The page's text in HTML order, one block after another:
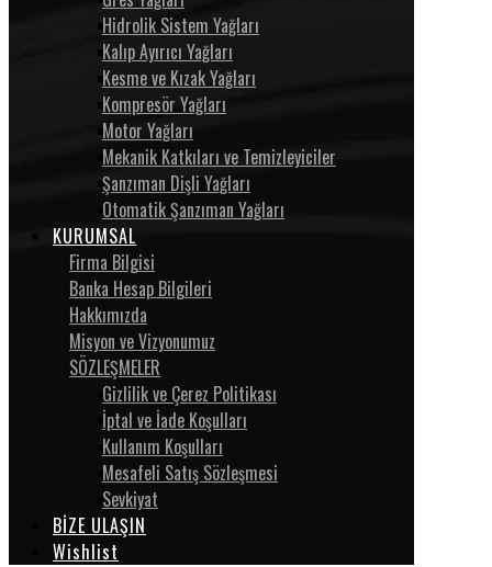
Hidrolik Sistem Yağları
Kalıp Ayırıcı Yağları
Kesme ve Kızak Yağları
Kompresör Yağları
Motor Yağları
Mekanik Katkıları ve Temizleyiciler
Şanzıman Dişli Yağları
Otomatik Şanzıman Yağları
KURUMSAL
Firma Bilgisi
Banka Hesap Bilgileri
Hakkımızda
Misyon ve Vizyonumuz
SÖZLEŞMELER
Gizlilik ve Çerez Politikası
İptal ve İade Koşulları
Kullanım Koşulları
Mesafeli Satış Sözleşmesi
Sevkiyat
BİZE ULAŞIN
Wishlist